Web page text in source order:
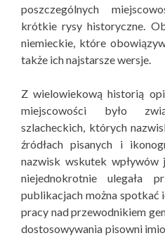
poszczególnych
krótkie rysy historyczne.
niemieckie, które
także ich najstarsze wersje.
Z wielowiekową historią
miejscowości było
szlacheckich, których
źródłach pisanych i
nazwisk wskutek
niejednokrotnie ulegała
publikacjach można spotkać
pracy nad przewodnikiem
dostosowywania pisowni